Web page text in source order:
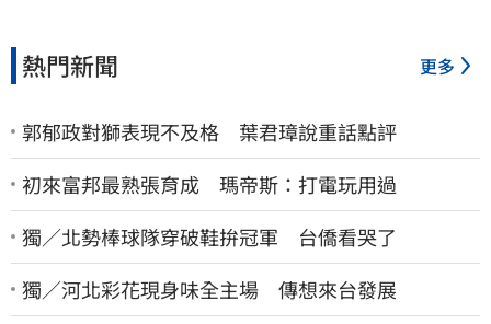
熱門新聞 更多
郭郁政對獅表現不及格 葉君璋說重話點評
初來富邦最熟張育成 瑪帝斯：打電玩用過
獨／北勢棒球隊穿破鞋拚冠軍 台僑看哭了
獨／河北彩花現身味全主場 傳想來台發展